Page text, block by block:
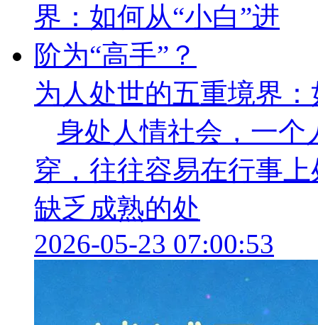
为人处世的五重境界
身处人情社会，一个
穿，往往容易在行事
缺乏成熟的处
2026-05-23 07:00:53